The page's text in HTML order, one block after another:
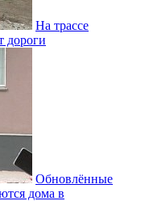
На трассе
дороги
Обновлённые
дома в